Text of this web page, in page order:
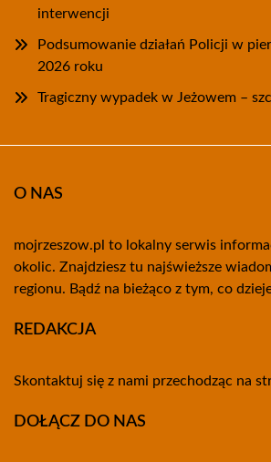
interwencji
Podsumowanie działań Policji w
2026 roku
Tragiczny wypadek w Jeżowem –
O NAS
mojrzeszow.pl to lokalny serwis
okolic. Znajdziesz tu najświeższe
regionu. Bądź na bieżąco z tym, co
REDAKCJA
Skontaktuj się z nami przechodząc na
DOŁĄCZ DO NAS